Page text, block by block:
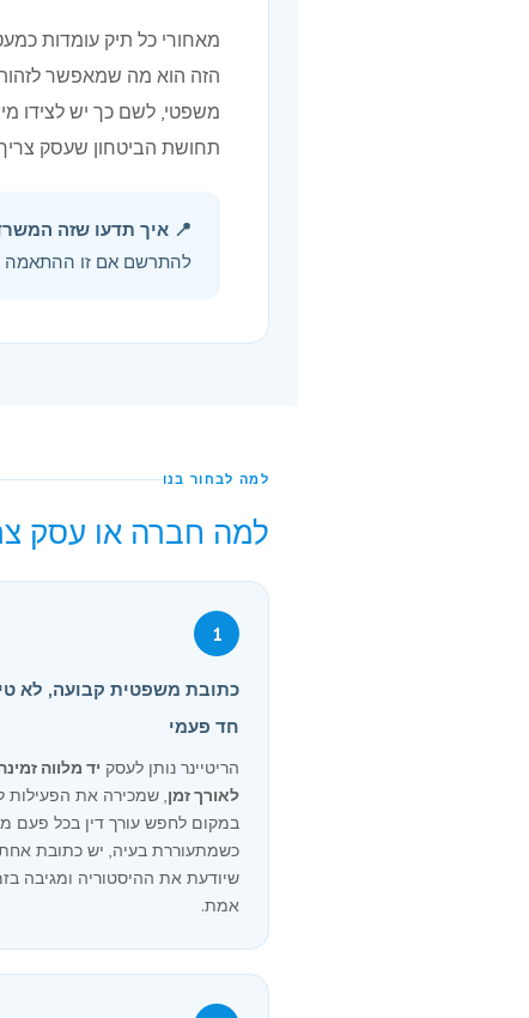
הזה הוא מה שמאפשר לזהות
משפטי, לשם כך יש לצידו
תחושת הביטחון שעסק
📍 איך תדעו שזה
להתרשם אם זו ההתאמה
למה לבחור בנו
למה חברה או עסק
1
כתובת משפטית קבועה, לא
חד פעמי
הריטיינר נותן לעסק יד מלווה
לאורך זמן, שמכירה את הפעילות
במקום לחפש עורך דין בכל פעם
כשמתעוררת בעיה, יש כתובת
שיודעת את ההיסטוריה ומגיבה
אמת.